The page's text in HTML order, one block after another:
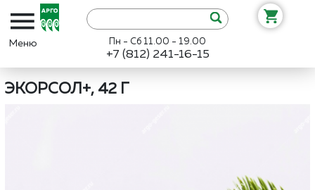
Пн - Сб 11.00 - 19.00
+7 (812) 241-16-15
ЭКОРСОЛ+, 42 Г